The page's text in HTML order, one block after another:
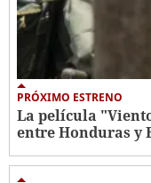
PRÓXIMO ESTRENO
La película
entre Honduras y